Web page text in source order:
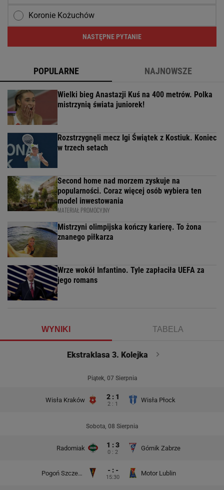
Koronie Kożuchów
NASTĘPNE PYTANIE
POPULARNE NAJNOWSZE
Wielki bieg Anastazji Kuś na 400 metrów. Polka
mistrzynią świata juniorek!
Rozstrzygnęli mecz Igi Świątek z Kostiuk. Koniec
w trzech setach
Second home nad morzem zyskuje na
popularności. Coraz więcej osób wybiera ten
model inwestowania
MATERIAŁ PROMOCYJNY
Mistrzyni olimpijska kończy karierę. To żona
znanego piłkarza
Wrze wokół Infantino. Tyle zapłaciła UEFA za
jego romans
WYNIKI TABELA
Ekstraklasa 3. Kolejka
Piątek, 07 Sierpnia
Wisła Kraków 2 : 1
2 : 1
Wisła Płock
Sobota, 08 Sierpnia
Radomiak 1 : 3
0 : 2
Górnik Zabrze
Pogoń Szczecin - : -
15:30
Motor Lublin